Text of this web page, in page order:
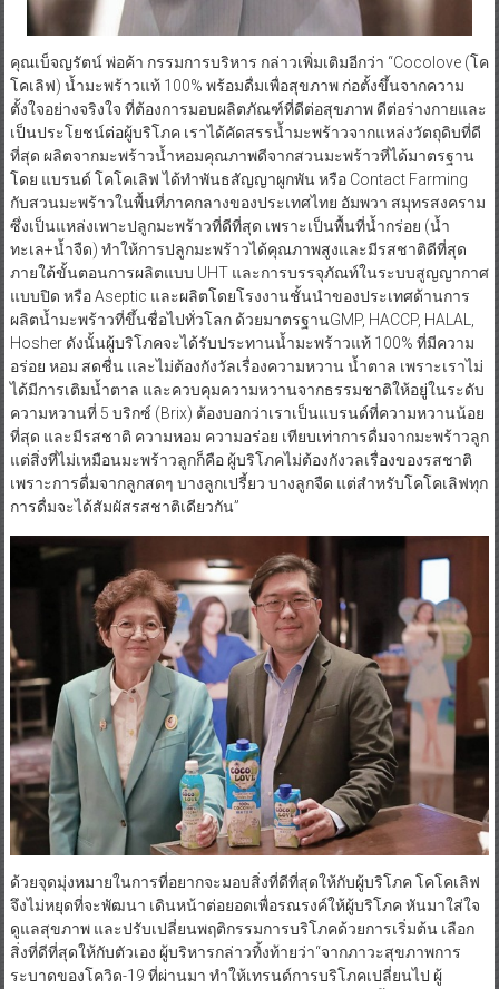
คุณเบ็จญรัตน์ พ่อค้า กรรมการบริหาร กล่าวเพิ่มเติมอีกว่า “Cocolove (โค
โคเลิฟ) น้ำมะพร้าวแท้ 100% พร้อมดื่มเพื่อสุขภาพ ก่อตั้งขึ้นจากความ
ตั้งใจอย่างจริงใจ ที่ต้องการมอบผลิตภัณฑ์ที่ดีต่อสุขภาพ ดีต่อร่างกายและ
เป็นประโยชน์ต่อผู้บริโภค เราได้คัดสรรน้ำมะพร้าวจากแหล่งวัตถุดิบที่ดี
ที่สุด ผลิตจากมะพร้าวน้ำหอมคุณภาพดีจากสวนมะพร้าวที่ได้มาตรฐาน
โดย แบรนด์ โคโคเลิฟ ได้ทำพันธสัญญาผูกพัน หรือ Contact Farming
กับสวนมะพร้าวในพื้นที่ภาคกลางของประเทศไทย อัมพวา สมุทรสงคราม
ซึ่งเป็นแหล่งเพาะปลูกมะพร้าวที่ดีที่สุด เพราะเป็นพื้นที่น้ำกร่อย (น้ำ
ทะเล+น้ำจืด) ทำให้การปลูกมะพร้าวได้คุณภาพสูงและมีรสชาติดีที่สุด
ภายใต้ขั้นตอนการผลิตแบบ UHT และการบรรจุภัณท์ในระบบสูญญากาศ
แบบปิด หรือ Aseptic และผลิตโดยโรงงานชั้นนำของประเทศด้านการ
ผลิตน้ำมะพร้าวที่ขึ้นชื่อไปทั่วโลก ด้วยมาตรฐานGMP, HACCP, HALAL,
Hosher ดังนั้นผู้บริโภคจะได้รับประทานน้ำมะพร้าวแท้ 100% ที่มีความ
อร่อย หอม สดชื่น และไม่ต้องกังวัลเรื่องความหวาน น้ำตาล เพราะเราไม่
ได้มีการเติมน้ำตาล และควบคุมความหวานจากธรรมชาติให้อยู่ในระดับ
ความหวานที่ 5 บริกซ์ (Brix) ต้องบอกว่าเราเป็นแบรนด์ที่ความหวานน้อย
ที่สุด และมีรสชาติ ความหอม ความอร่อย เทียบเท่าการดื่มจากมะพร้าวลูก
แต่สิ่งที่ไม่เหมือนมะพร้าวลูกก็คือ ผู้บริโภคไม่ต้องกังวลเรื่องของรสชาติ
เพราะการดื่มจากลูกสดๆ บางลูกเปรี้ยว บางลูกจืด แต่สำหรับโคโคเลิฟทุก
การดื่มจะได้สัมผัสรสชาติเดียวกัน”
ด้วยจุดมุ่งหมายในการที่อยากจะมอบสิ่งที่ดีที่สุดให้กับผู้บริโภค โคโคเลิฟ
จึงไม่หยุดที่จะพัฒนา เดินหน้าต่อยอดเพื่อรณรงค์ให้ผู้บริโภค หันมาใส่ใจ
ดูแลสุขภาพ และปรับเปลี่ยนพฤติกรรมการบริโภคด้วยการเริ่มต้น เลือก
สิ่งที่ดีที่สุดให้กับตัวเอง ผู้บริหารกล่าวทิ้งท้ายว่า“จากภาวะสุขภาพการ
ระบาดของโควิด-19 ที่ผ่านมา ทำให้เทรนด์การบริโภคเปลี่ยนไป ผู้